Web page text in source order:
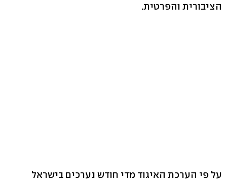
הציבורית והפרטית.
על פי הערכת האיגוד מדי חודש נערכים בישראל